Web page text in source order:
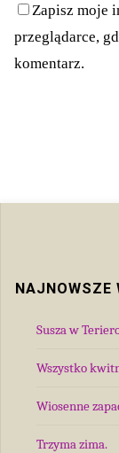
Zapisz moje
przeglądarce,
komentarz.
NAJNOWSZE
Susza w
Wszystko
Wiosenne
Trzyma zima.